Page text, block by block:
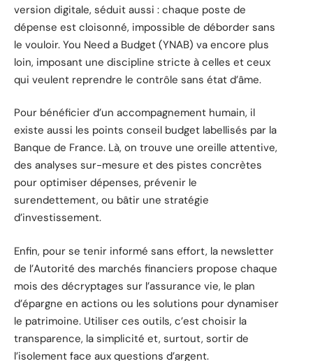
version digitale, séduit aussi : chaque poste de
dépense est cloisonné, impossible de déborder sans
le vouloir. You Need a Budget (YNAB) va encore plus
loin, imposant une discipline stricte à celles et ceux
qui veulent reprendre le contrôle sans état d’âme.
Pour bénéficier d’un accompagnement humain, il
existe aussi les points conseil budget labellisés par la
Banque de France. Là, on trouve une oreille attentive,
des analyses sur-mesure et des pistes concrètes
pour optimiser dépenses, prévenir le
surendettement, ou bâtir une stratégie
d’investissement.
Enfin, pour se tenir informé sans effort, la newsletter
de l’Autorité des marchés financiers propose chaque
mois des décryptages sur l’assurance vie, le plan
d’épargne en actions ou les solutions pour dynamiser
le patrimoine. Utiliser ces outils, c’est choisir la
transparence, la simplicité et, surtout, sortir de
l’isolement face aux questions d’argent.